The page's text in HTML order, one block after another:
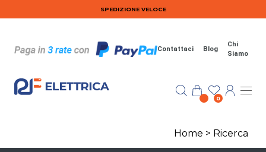
Salta al contenuto principaleSPEDIZIONE VELOCE
Contattaci Blog
Chi
Siamo
0
Home > Ricerca